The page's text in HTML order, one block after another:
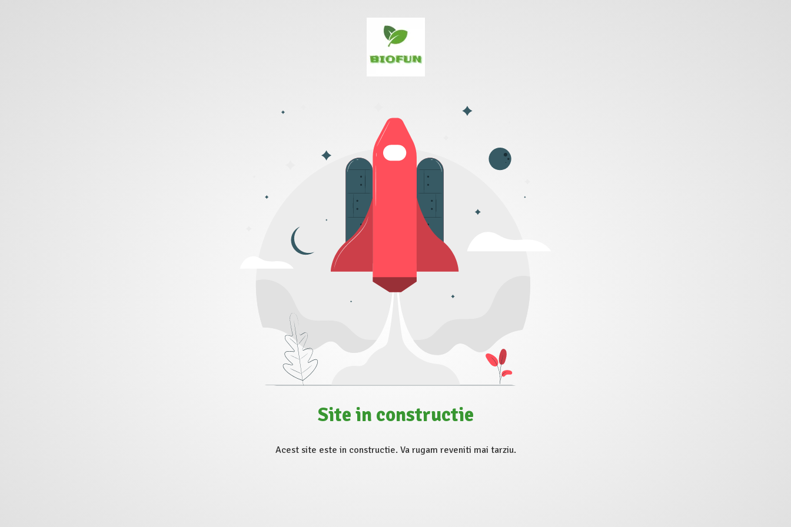
Site in constructie
Acest site este in constructie. Va rugam reveniti mai tarziu.